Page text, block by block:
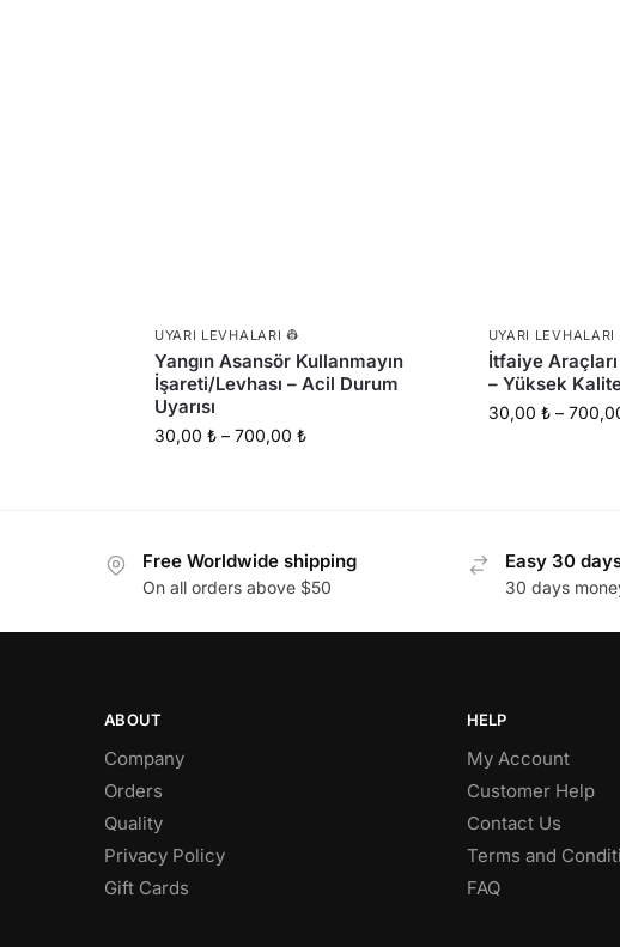
UYARI LEVHALARI 👷
Yangın Asansör Kullanmayın
İşareti/Levhası – Acil Durum
Uyarısı
30,00 ₺ – 700,00 ₺
UYARI LEVHALARI
İtfaiye
– Yüksek
30,00 ₺ –
Free Worldwide shipping
On all orders above $50
Easy 30
30 days
ABOUT
Company
Orders
Quality
Privacy Policy
Gift Cards
HELP
My Account
Customer Help
Contact Us
Terms and
FAQ